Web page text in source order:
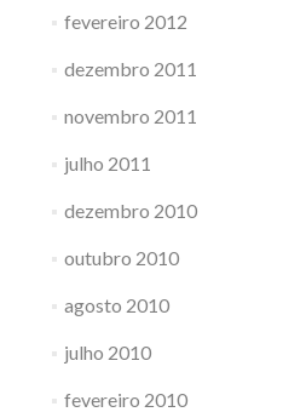
fevereiro 2012
dezembro 2011
novembro 2011
julho 2011
dezembro 2010
outubro 2010
agosto 2010
julho 2010
fevereiro 2010